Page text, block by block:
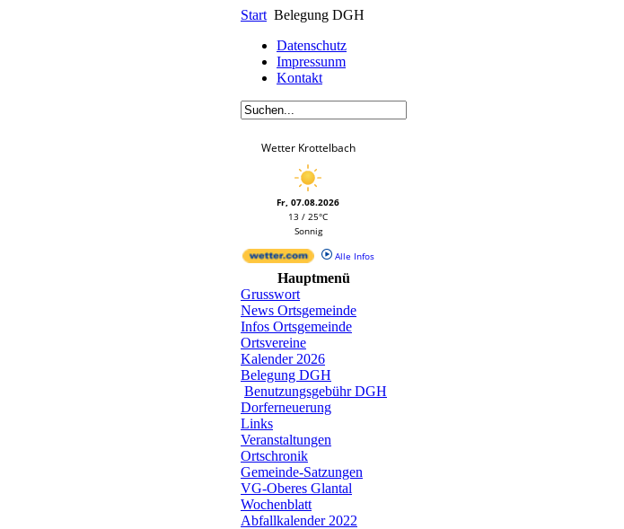
Start Belegung DGH
Datenschutz
Impressunm
Kontakt
Wetter Krottelbach
Fr, 07.08.2026
13 / 25°C
Sonnig
Alle Infos
Hauptmenü
Grusswort
News Ortsgemeinde
Infos Ortsgemeinde
Ortsvereine
Kalender 2026
Belegung DGH
Benutzungsgebühr DGH
Dorferneuerung
Links
Veranstaltungen
Ortschronik
Gemeinde-Satzungen
VG-Oberes Glantal
Wochenblatt
Abfallkalender 2022